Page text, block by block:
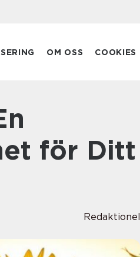
OM OSS COOKIES
för Ditt
Redaktionel